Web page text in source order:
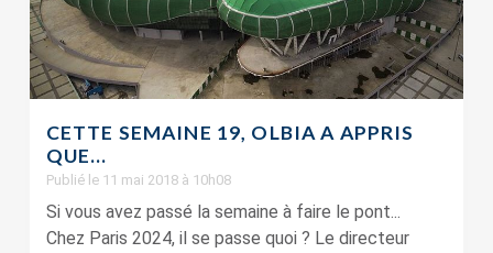
CETTE SEMAINE 19, OLBIA A APPRIS
QUE…
Publié le 11 mai 2018 à 10h08
Si vous avez passé la semaine à faire le pont...
Chez Paris 2024, il se passe quoi ? Le directeur